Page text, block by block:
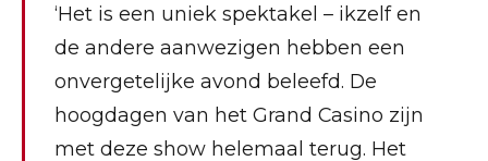
‘Het is een uniek spektakel – ikzelf en
de andere aanwezigen hebben een
onvergetelijke avond beleefd. De
hoogdagen van het Grand Casino zijn
met deze show helemaal terug. Het